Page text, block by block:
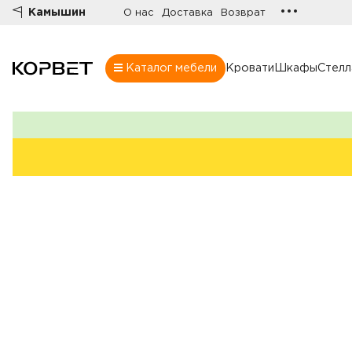
Камышин О нас Доставка Возврат •••
Каталог мебели Кровати Шкафы
Шкафы